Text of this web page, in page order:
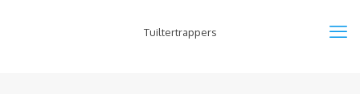
Tuiltertrappers